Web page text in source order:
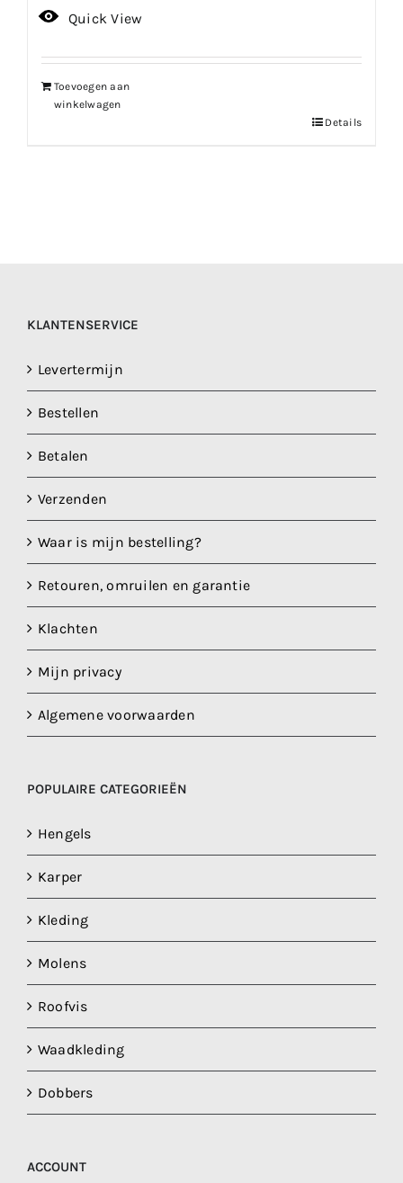
Quick View
Toevoegen aan
winkelwagen
Details
KLANTENSERVICE
Levertermijn
Bestellen
Betalen
Verzenden
Waar is mijn bestelling?
Retouren, omruilen en garantie
Klachten
Mijn privacy
Algemene voorwaarden
POPULAIRE CATEGORIEËN
Hengels
Karper
Kleding
Molens
Roofvis
Waadkleding
Dobbers
ACCOUNT